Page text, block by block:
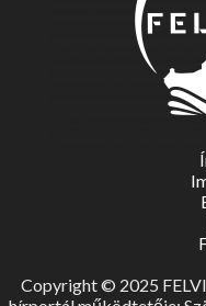
Copyright © 2025